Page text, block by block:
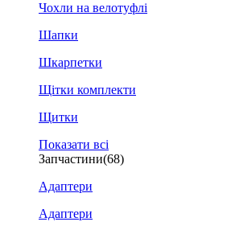
Чохли на велотуфлі
Шапки
Шкарпетки
Щітки комплекти
Щитки
Показати всі
Запчастини(68)
Адаптери
Адаптери